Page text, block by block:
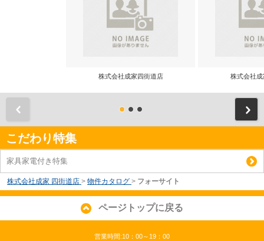
株式会社成家四街道店 株式会社
こだわり特集
家具家電付き特集
株式会社成家 四街道店 > 物件カタログ > フォーサイト
ページトップに戻る
営業時間:10：00～19：00